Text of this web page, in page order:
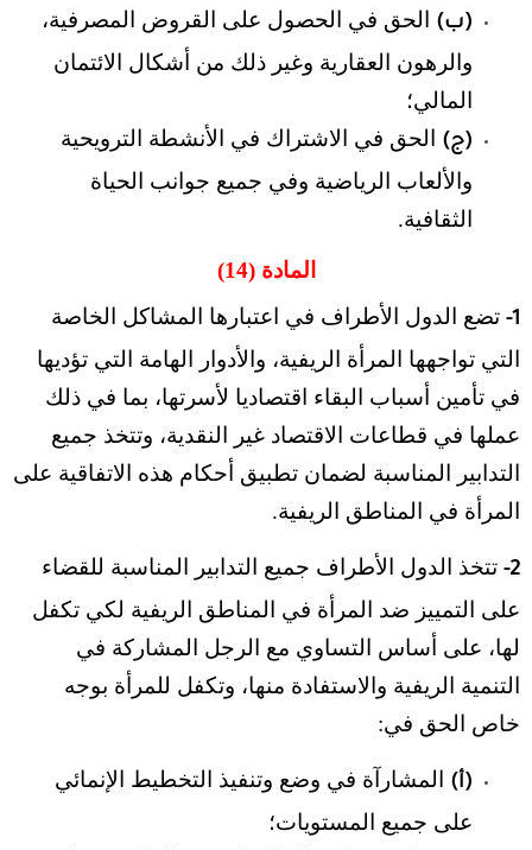
(ب)
الحق في الحصول على القروض المصرفية،
والرهون العقارية وغير ذلك من أشكال الائتمان
المالي؛
(ج)
الحق في الاشتراك في الأنشطة الترويحية
والألعاب الرياضية وفي جميع جوانب الحياة
الثقافية.
المادة (14)
1- تضع الدول الأطراف في اعتبارها المشاكل الخاصة
التي تواجهها المرأة الريفية، والأدوار الهامة التي تؤديها
في تأمين أسباب البقاء اقتصاديا لأسرتها، بما في ذلك
عملها في قطاعات الاقتصاد غير النقدية، وتتخذ جميع
التدابير المناسبة لضمان تطبيق أحكام هذه الاتفاقية على
المرأة في المناطق الريفية.
2- تتخذ الدول الأطراف جميع التدابير المناسبة للقضاء
على التمييز ضد المرأة في المناطق الريفية لكي تكفل
لها، على أساس التساوي مع الرجل المشاركة في
التنمية الريفية والاستفادة منها، وتكفل للمرأة بوجه
خاص الحق في:
(أ)
المشارآة في وضع وتنفيذ التخطيط الإنمائي
على جميع المستويات؛